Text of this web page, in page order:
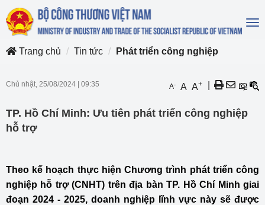
Trang chủ
Tin tức Phát triển công nghiệp
Chủ nhật, 25/08/2024 09:35 A- A A+
TP. Hồ Chí Minh: Ưu tiên phát triển công nghiệp
hỗ trợ
Theo kế hoạch thực hiện Chương trình phát triển công
nghiệp hỗ trợ (CNHT) trên địa bàn TP. Hồ Chí Minh giai
đoạn 2024 - 2025, doanh nghiệp lĩnh vực này sẽ được